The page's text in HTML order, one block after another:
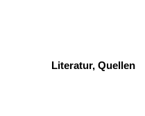
Literatur, Quellen